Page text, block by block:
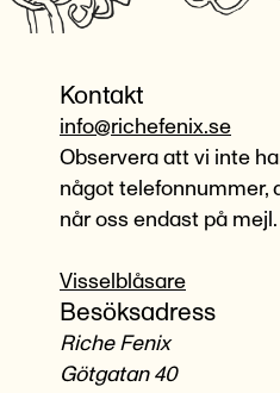
Kontakt
info@richefenix.se
Observera att vi inte
något telefonnummer,
når oss endast på mejl.
Visselblåsare
Besöksadress
Riche Fenix
Götgatan 40